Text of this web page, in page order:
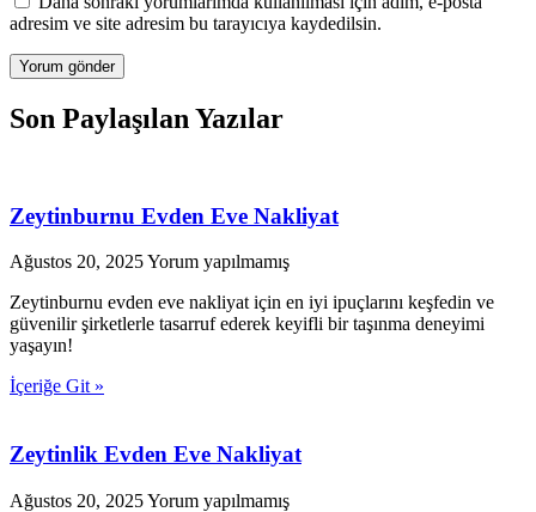
adresim ve site adresim bu tarayıcıya kaydedilsin.
Son Paylaşılan Yazılar
Zeytinburnu Evden Eve Nakliyat
Ağustos 20, 2025Yorum yapılmamış
Zeytinburnu evden eve nakliyat için en iyi ipuçlarını keşfedin ve
güvenilir şirketlerle tasarruf ederek keyifli bir taşınma deneyimi
yaşayın!
İçeriğe Git »
Zeytinlik Evden Eve Nakliyat
Ağustos 20, 2025Yorum yapılmamış